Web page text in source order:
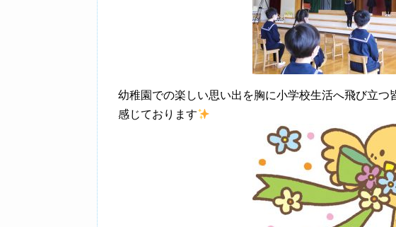
幼稚園での楽しい思い出を胸に小学校生活へ飛び立つ
感じております